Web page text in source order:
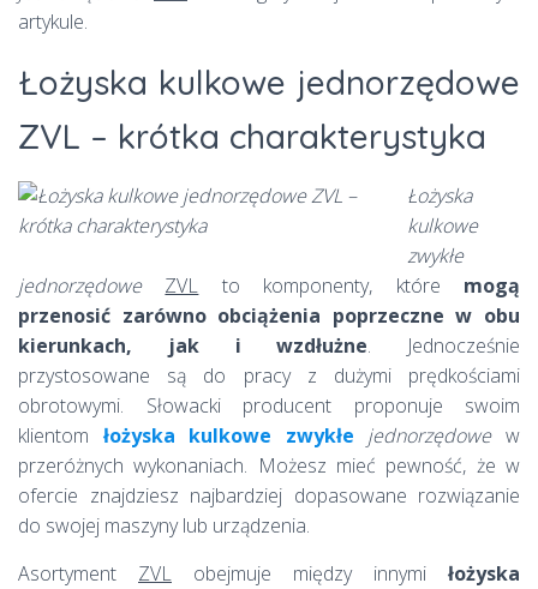
artykule.
Łożyska kulkowe jednorzędowe
ZVL – krótka charakterystyka
Łożyska
kulkowe
zwykłe
jednorzędowe
ZVL to komponenty, które mogą
przenosić zarówno obciążenia poprzeczne w obu
kierunkach, jak i wzdłużne. Jednocześnie
przystosowane są do pracy z dużymi prędkościami
obrotowymi. Słowacki producent proponuje swoim
klientom łożyska kulkowe zwykłe jednorzędowew
przeróżnych wykonaniach. Możesz mieć pewność, że w
ofercie znajdziesz najbardziej dopasowane rozwiązanie
do swojej maszyny lub urządzenia.
Asortyment ZVL obejmuje między innymi łożyska